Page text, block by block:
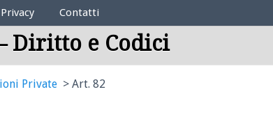
Privacy Contatti
Diritto e Codici
Private Art. 82